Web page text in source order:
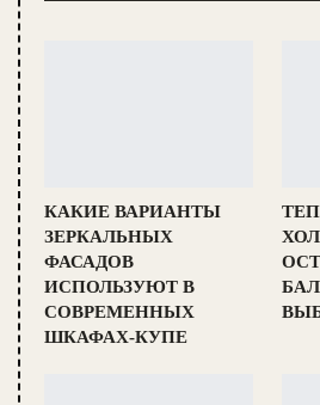
КАКИЕ ВАРИАНТЫ
ЗЕРКАЛЬНЫХ
ФАСАДОВ
ИСПОЛЬЗУЮТ В
СОВРЕМЕННЫХ
ШКАФАХ-КУПЕ